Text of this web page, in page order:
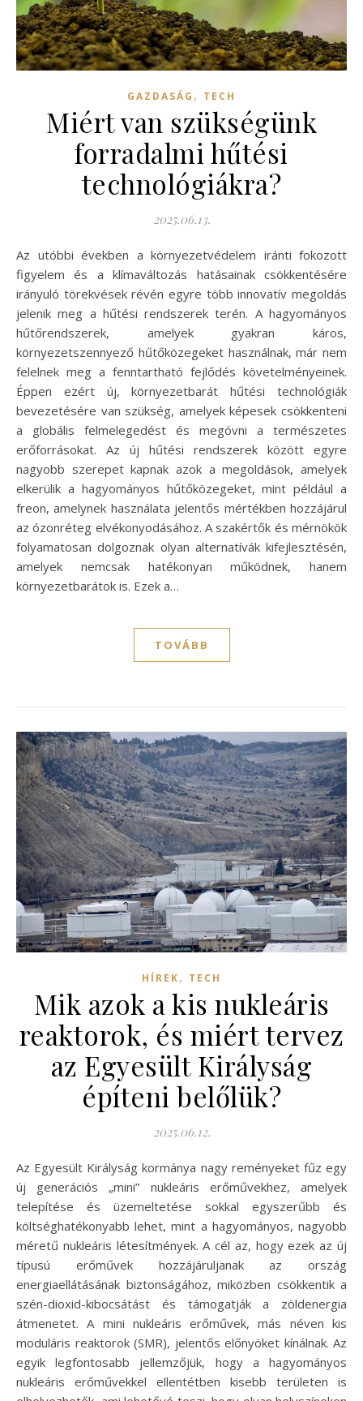
GAZDASÁG , TECH
Miért van szükségünk
forradalmi hűtési
technológiákra?
2025.06.13.
Az utóbbi években a környezetvédelem iránti fokozott
figyelem és a klímaváltozás hatásainak csökkentésére
irányuló törekvések révén egyre több innovatív megoldás
jelenik meg a hűtési rendszerek terén. A hagyományos
hűtőrendszerek, amelyek gyakran káros,
környezetszennyező hűtőközegeket használnak, már nem
felelnek meg a fenntartható fejlődés követelményeinek.
Éppen ezért új, környezetbarát hűtési technológiák
bevezetésére van szükség, amelyek képesek csökkenteni
a globális felmelegedést és megóvni a természetes
erőforrásokat. Az új hűtési rendszerek között egyre
nagyobb szerepet kapnak azok a megoldások, amelyek
elkerülik a hagyományos hűtőközegeket, mint például a
freon, amelynek használata jelentős mértékben hozzájárul
az ózonréteg elvékonyodásához. A szakértők és mérnökök
folyamatosan dolgoznak olyan alternatívák kifejlesztésén,
amelyek nemcsak hatékonyan működnek, hanem
környezetbarátok is. Ezek a…
TOVÁBB
HÍREK, TECH
Mik azok a kis nukleáris
reaktorok, és miért tervez
az Egyesült Királyság
építeni belőlük?
2025.06.12.
Az Egyesült Királyság kormánya nagy reményeket fűz egy
új generációs „mini” nukleáris erőművekhez, amelyek
telepítése és üzemeltetése sokkal egyszerűbb és
költséghatékonyabb lehet, mint a hagyományos, nagyobb
méretű nukleáris létesítmények. A cél az, hogy ezek az új
típusú erőművek hozzájáruljanak az ország
energiaellátásának biztonságához, miközben csökkentik a
szén-dioxid-kibocsátást és támogatják a zöldenergia
átmenetet. A mini nukleáris erőművek, más néven kis
moduláris reaktorok (SMR), jelentős előnyöket kínálnak. Az
egyik legfontosabb jellemzőjük, hogy a hagyományos
nukleáris erőművekkel ellentétben kisebb területen is